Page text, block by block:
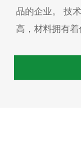
品的企业。 技
高，材料拥有着